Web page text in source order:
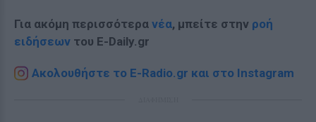
Για ακόμη περισσότερα νέα, μπείτε στην ροή
ειδήσεων του E-Daily.gr
Ακολουθήστε το E-Radio.gr και στο Instagram